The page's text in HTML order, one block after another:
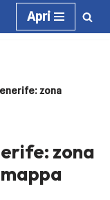
Apri
zona
zona